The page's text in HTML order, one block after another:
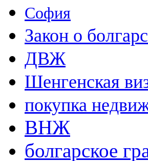
София
Закон о
ДВЖ
Шенгенская
покупка
ВНЖ
болгарское